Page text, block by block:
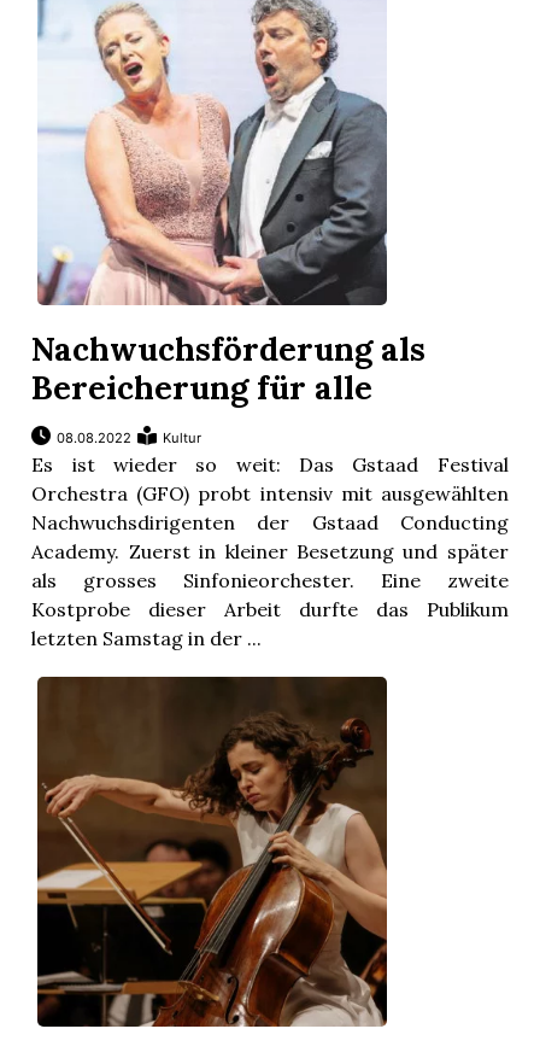
Nachwuchsförderung als
Bereicherung für alle
08.08.2022 Kultur
Es ist wieder so weit: Das Gstaad Festival
Orchestra (GFO) probt intensiv mit ausgewählten
Nachwuchsdirigenten der Gstaad Conducting
Academy. Zuerst in kleiner Besetzung und später
als grosses Sinfonieorchester. Eine zweite
Kostprobe dieser Arbeit durfte das Publikum
letzten Samstag in der ...